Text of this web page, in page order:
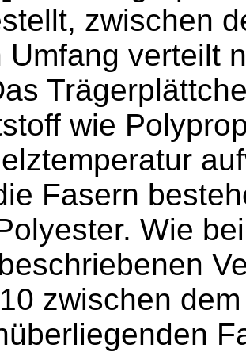
zwischen
Umfang verteilt
wie
Fasern
Wie
zwischen